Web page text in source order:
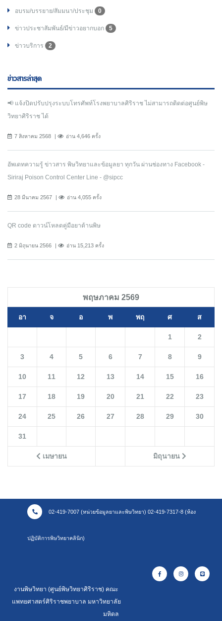
อบรม/บรรยาย/สัมมนา/ประชุม 0
ข่าวประชาสัมพันธ์/มีข่าวอยากบอก 5
ข่าวบริการ 2
ข่าวสารล่าสุด
📢 แจ้งปิดปรับปรุงระบบโทรศัพท์โรงพยาบาลศิริราช ไม่สามารถติดต่อศูนย์พิษ
วิทยาศิริราช ได้
7 สิงหาคม 2568 อ่าน 4,646 ครั้ง
อัพเดทความรู้ ข่าวสาร พิษวิทยาและข้อมูลยา ทุกวัน ผ่านช่องทาง Facebook -
Siriraj Poison Control Center Line - @sipcc
28 มีนาคม 2567 อ่าน 4,055 ครั้ง
QR code ดาวน์โหลดคู่มือยาต้านพิษ
2 มิถุนายน 2566 อ่าน 15,213 ครั้ง
พฤษภาคม 2569
อา จ อ พ พฤ ศ ส
เมษายน มิถุนายน
1 2
3 4 5 6 7 8 9
10 11 12 13 14 15 16
17 18 19 20 21 22 23
24 25 26 27 28 29 30
31
02-419-7007 (หน่วยข้อมูลยาและพิษวิทยา) 02-419-7317-8 (ห้อง
ปฏิบัติการพิษวิทยาคลินิก)
งานพิษวิทยา (ศูนย์พิษวิทยาศิริราช) คณะ
แพทยศาสตร์ศิริราชพยาบาล มหาวิทยาลัย
มหิดล